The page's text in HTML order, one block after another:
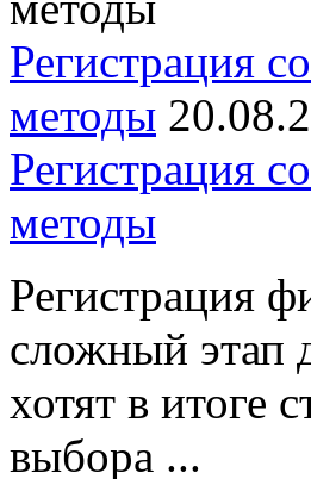
Регистрация
методы
Регистрация
методы
Регистрация
сложный этап
хотят в итоге
выбора ...